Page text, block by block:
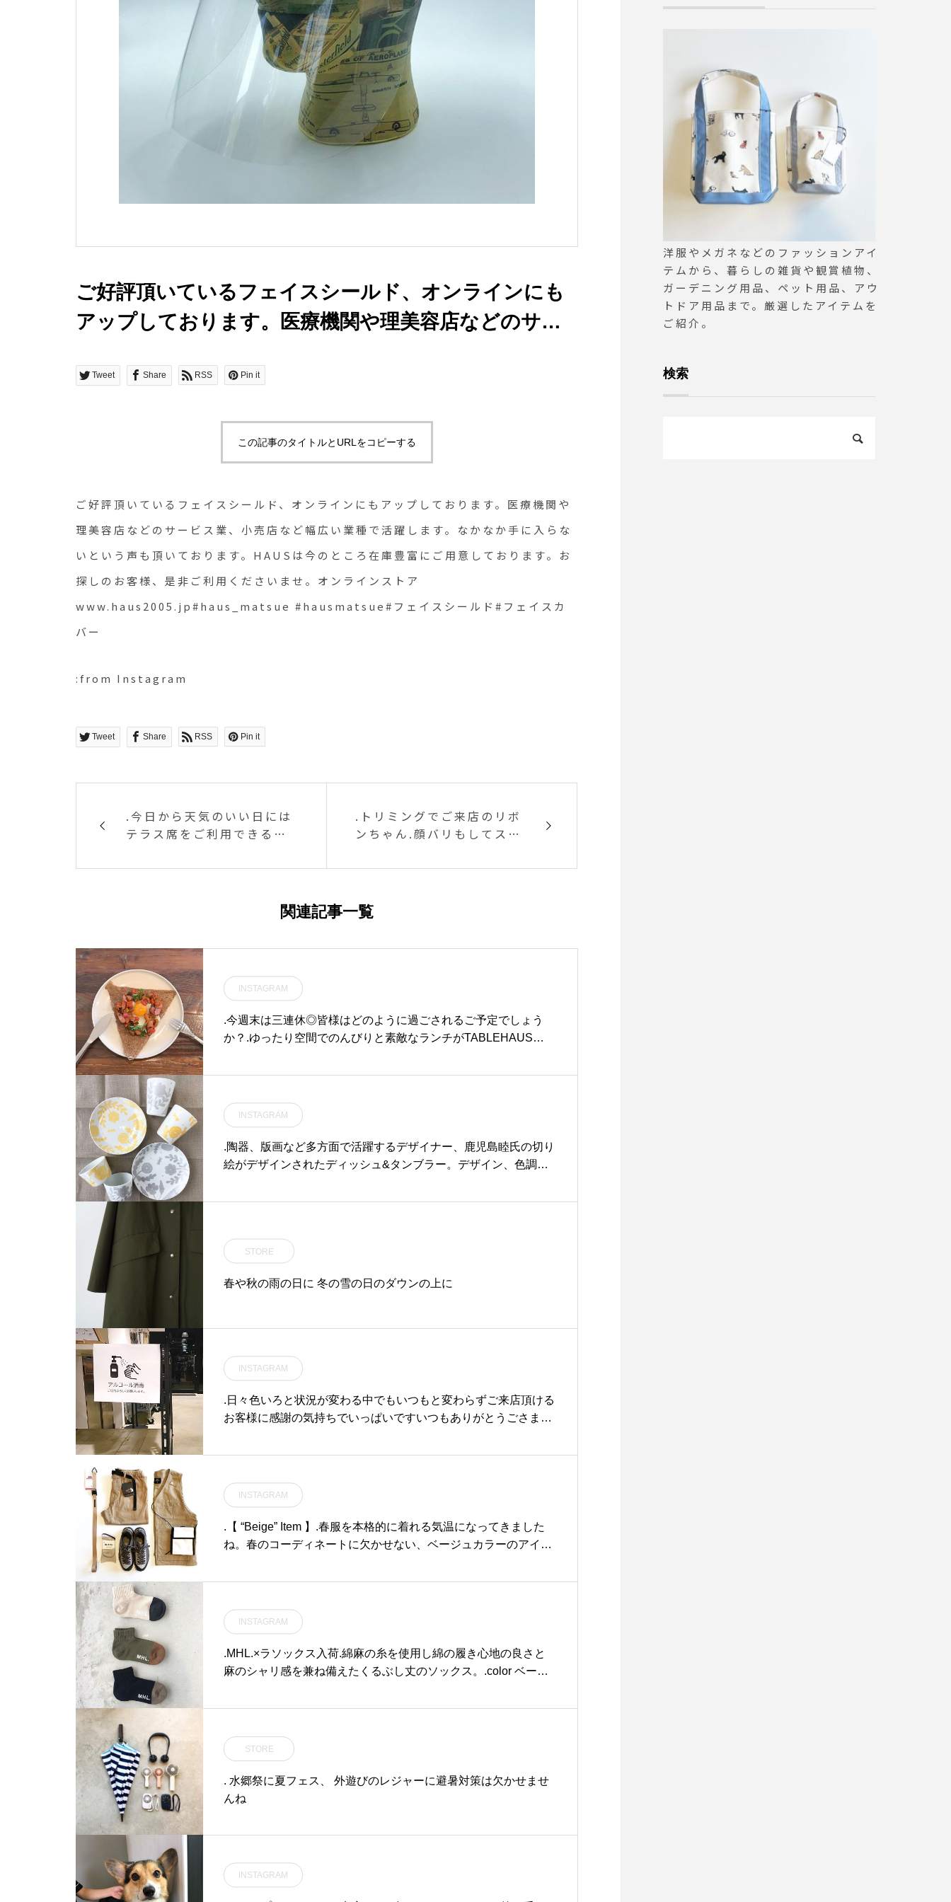
ご好評頂いているフェイスシールド、オンラインにも
アップしております。医療機関や理美容店などのサー
か手に入らないという声も頂いております。HAUSは
お客様、是非ご利用くださいませ。オンラインストア
www.haus2005.jp#haus_matsue #hausmatsue#フェ
イスシールド#フェイスカバー
Tweet Share RSS Pin it
この記事のタイトルとURLをコピーする
ご好評頂いているフェイスシールド、オンラインにもアップしております。医療機関や
理美容店などのサービス業、小売店など幅広い業種で活躍します。なかなか手に入らな
いという声も頂いております。HAUSは今のところ在庫豊富にご用意しております。お
探しのお客様、是非ご利用くださいませ。オンラインストア
www.haus2005.jp#haus_matsue #hausmatsue#フェイスシールド#フェイスカ
バー
:from Instagram
Tweet Share RSS Pin it
.今日から天気のいい日には
テラス席をご利用できるよ
しました️.温かな日差しの中
に美味しくなります🤗.今日
は風もさわやかでとっても
下さい😎.《 ショップ 営業
時間 》.11:00 〜 19:00.《
レストラン 営業時間 》.只
今テイクアウト営業のみ11:
30 〜 17:00 Tel : 0852-6
1-5888(弁当受取り可能時
間〜19時まで)#HAUS#HÅ
US#TABLEHAUS#hausm
atsue#haus_matsue#ga
lette#crepe#ガレット#ク
レープ#クレープリー#松江
ランチ#松江カフェ#モーニ
ング#松江モーニング#mor
ning#ドリンク#テイクアウ
トドリンク#パスタ#パスタ
イッチ#ケーキ#タピオカ#
松江タピオカ
.トリミングでご来店のリボ
ンちゃん.顔バリもしてスッ
プーもよく頑張りました.あ
ご来店お待ちしております︎.
GROOM HAUS松江市乃白
松江スパシャンプー#松江ペ
ットサロン #松江ペット #
松江#山陰#島根#hausmat
関連記事一覧
INSTAGRAM
.今週末は三連休◎皆様はどのように過ごされるご予定でしょう
か？.ゆったり空間でのんびりと素敵なランチがTABLEHAUSで
営業時間》◎ショップ 11:00〜20:00.◎TABLE HÅUSモーニング
ェ 14:00〜18:00(Lo.17:30)#HAUS#HÅUS#TABLEHAUS#hausm
atsue#haus_matsue#galette#crepe#ガレット#クレープ#クレー
プリー#松江ランチ#松江カフェ#ドリンク#テイクアウトドリンク
#パスタ#パスタランチ#松江パスタ#ケーキ
INSTAGRAM
.陶器、版画など多方面で活躍するデザイナー、鹿児島睦氏の切り
絵がデザインされたディッシュ&タンブラー。デザイン、色調と
贈り物にも◎.#lafleur#ラフルール #鹿児島睦#食器#haus#haus_
STORE
春や秋の雨の日に 冬の雪の日のダウンの上に
INSTAGRAM
.日々色いろと状況が変わる中でもいつもと変わらずご来店頂ける
お客様に感謝の気持ちでいっぱいですいつもありがとうごさま
ルス。その対策のためTABLEHAUSでは入り口に『リバティーS
殺菌力が高い上にお子様でも安心してご利用いただける消毒液で
す。御入店の際はシュッとひと吹きご協力頂けると喜びます️.また
当店はお冷やをセルフサービスとしておりましたがしばらくの間
はコロナウイルス対策として従業員がお冷やをお持ちするように
営業時間》◎ショップ 11:00〜20:00.◎TABLE HÅUSモーニング
9:00〜11:00（Lo.11:00）ランチ 11:30〜14:00（Lo.14:00）カフ
ェ 14:00〜18:00(Lo.17:30)#HAUS#HÅUS#TABLEHAUS#hausm
atsue#haus_matsue#galette#crepe#ガレット#クレープ#クレー
INSTAGRAM
.【 “Beige” Item 】.春服を本格的に着れる気温になってきました
ね。春のコーディネートに欠かせない、ベージュカラーのアイテ
nt #rokx#rototo#vasque#beige#beigecolor#haus #haus_matsue #
#島根 #山陰
INSTAGRAM
.MHL.×ラソックス入荷.綿麻の糸を使用し綿の履き心地の良さと
麻のシャリ感を兼ね備えたくるぶし丈のソックス。.color ベージ
フトにもおすすめ。.あわせてこちらもどうぞ︎@haus_howell ..#M
smatsue #島根#松江
STORE
. 水郷祭に夏フェス、 外遊びのレジャーに避暑対策は欠かせませ
んね
INSTAGRAM
洋服やメガネなどのファッションアイ
テムから、暮らしの雑貨や観賞植物、
ガーデニング用品、ペット用品、アウ
トドア用品まで。厳選したアイテムを
ご紹介。
検索